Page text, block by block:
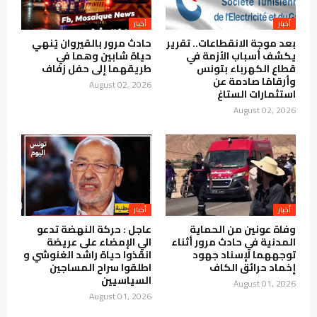
أخبار
بعد موجة الانقطاعات.. تقرير
يكشف أسباب الأزمة في
قطاع الكهرباء بتونس
وأرقامًا صادمة عن
استثمارات الستاغ
August 02, 2026
أخبار
حادث مرور بالقيروان يُنهي
حياة شابين وهما في
طريقهما إلى حفل زفاف
August 02, 2026
أخبار
وفاة عونين من الحماية
المدنية في حادث مرور أثناء
توجههما لإسناد جهود
إخماد حرائق الكاف
August 01, 2026
أخبار
عاجل : حركة النهضة تدعو
الي الإمضاء على عريضة
انقذوا حياة راشد الغنوشي و
اطلقوا سراح المساجين
السياسيين
August 01, 2026